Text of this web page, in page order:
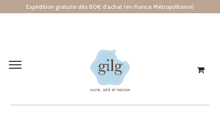
Expédition gratuite dès 80€ d’achat (en France Métropolitaine)
GILG 06_2020_042